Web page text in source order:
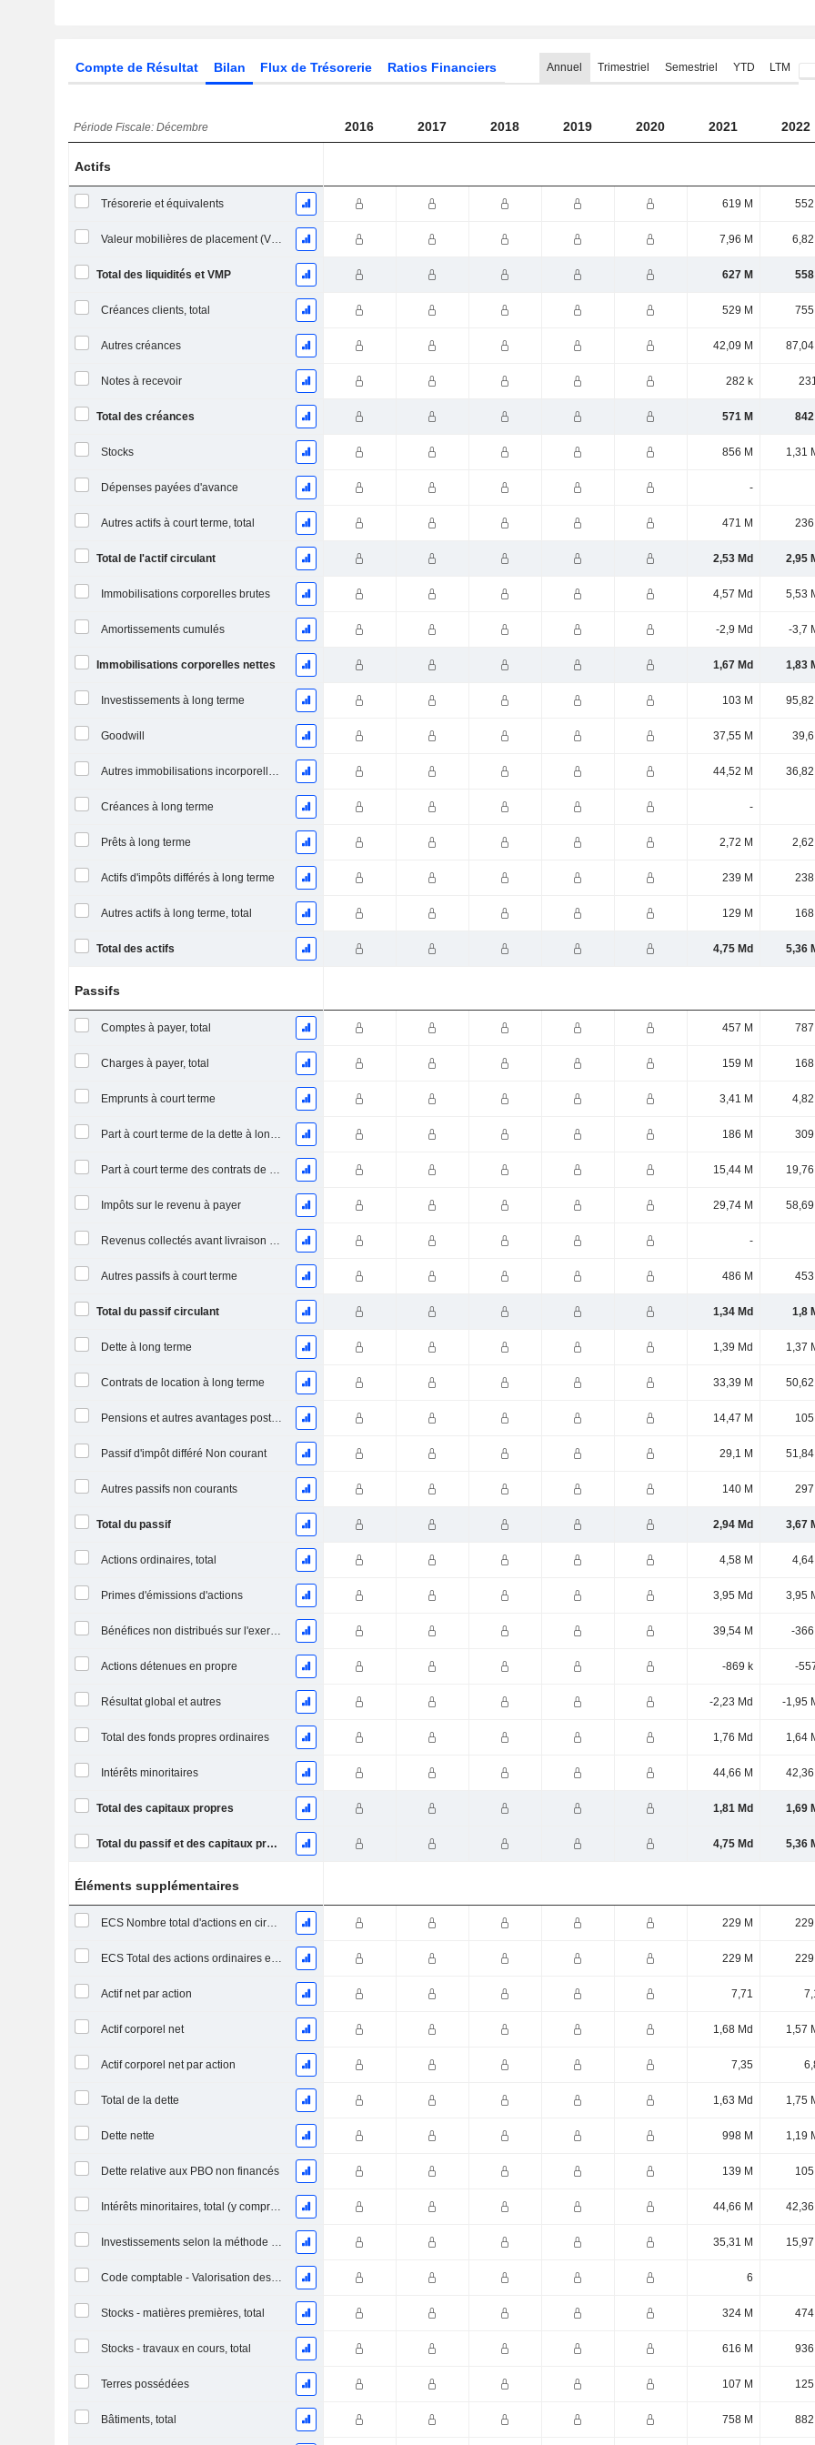
Compte de Résultat Bilan Flux de Trésorerie Ratios Financiers Annuel Trimestriel Semestriel YTD LTM
Période Fiscale: Décembre 2016 2017 2018 2019 2020 2021 2022
Actifs
Trésorerie et équivalents 619 M 552
Valeur mobilières de placement (VMP) à court terme 7,96 M 6,82
Total des liquidités et VMP 627 M 558
Créances clients, total 529 M 755
Autres créances 42,09 M 87,04
Notes à recevoir 282 k
Total des créances 571 M 842
Stocks 856 M 1,31
Dépenses payées d'avance -
Autres actifs à court terme, total 471 M 236
Total de l'actif circulant 2,53 Md 2,95
Immobilisations corporelles brutes 4,57 Md 5,53
Amortissements cumulés -2,9 Md -3,7
Immobilisations corporelles nettes 1,67 Md 1,83
Investissements à long terme 103 M 95,82
Goodwill 37,55 M 39,6
Autres immobilisations incorporelles, total 44,52 M 36,82
Créances à long terme -
Prêts à long terme 2,72 M 2,62
Actifs d'impôts différés à long terme 239 M 238
Autres actifs à long terme, total 129 M 168
Total des actifs 4,75 Md 5,36
Passifs
Comptes à payer, total 457 M 787
Charges à payer, total 159 M 168
Emprunts à court terme 3,41 M 4,82
Part à court terme de la dette à long terme 186 M 309
Part à court terme des contrats de location 15,44 M 19,76
Impôts sur le revenu à payer 29,74 M 58,69
Revenus collectés avant livraison du produit/service -
Autres passifs à court terme 486 M 453
Total du passif circulant 1,34 Md 1,8
Dette à long terme 1,39 Md 1,37
Contrats de location à long terme 33,39 M 50,62
Pensions et autres avantages postérieurs à l'emploi 14,47 M 105
Passif d'impôt différé Non courant 29,1 M 51,84
Autres passifs non courants 140 M 297
Total du passif 2,94 Md 3,67
Actions ordinaires, total 4,58 M 4,64
Primes d'émissions d'actions 3,95 Md 3,95
Bénéfices non distribués sur l'exercice 39,54 M -366
Actions détenues en propre -869 k -
Résultat global et autres -2,23 Md -1,95
Total des fonds propres ordinaires 1,76 Md 1,64
Intérêts minoritaires 44,66 M 42,36
Total des capitaux propres 1,81 Md 1,69
Total du passif et des capitaux propres 4,75 Md 5,36
Éléments supplémentaires
ECS Nombre total d'actions en circulation à la date de dépôt 229 M 229
ECS Total des actions ordinaires en circulation 229 M 229
Actif net par action 7,71
Actif corporel net 1,68 Md 1,57
Actif corporel net par action 7,35
Total de la dette 1,63 Md 1,75
Dette nette 998 M 1,19
Dette relative aux PBO non financés 139 M 105
Intérêts minoritaires, total (y compris la division financière) 44,66 M 42,36
Investissements selon la méthode de la mise en équivalence, total 35,31 M 15,97
Code comptable - Valorisation des stocks 6
Stocks - matières premières, total 324 M 474
Stocks - travaux en cours, total 616 M 936
Terres possédées 107 M 125
Bâtiments, total 758 M 882